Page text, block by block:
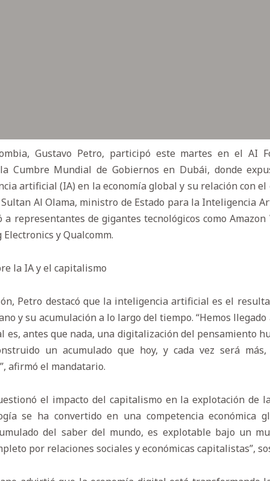
Gustavo Petro, participó este martes en el AI
Cumbre Mundial de Gobiernos en Dubái, donde
artificial (IA) en la economía global y su relación con el
Al Olama, ministro de Estado para la Inteligencia
representantes de gigantes tecnológicos como Amazon
y Qualcomm.
la IA y el capitalismo
Petro destacó que la inteligencia artificial es el
y su acumulación a lo largo del tiempo. “Hemos
antes que nada, una digitalización del pensamiento
un acumulado que hoy, y cada vez será
afirmó el mandatario.
el impacto del capitalismo en la explotación de
se ha convertido en una competencia económica
del saber del mundo, es explotable bajo un
por relaciones sociales y económicas capitalistas”,